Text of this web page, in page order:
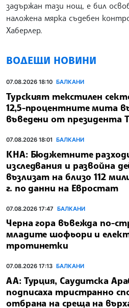
задържан тази нощ, е бил
наложена мярка съдебен
Хаберлер.
ВОДЕЩИ НОВИНИ
07.08.2026 18:10 БАЛКАНИ
Турският текстилен
12,5-процентните мита
въведени от президента
07.08.2026 18:01 БАЛКАНИ
КНА: Бюджетните
изследвания и развойна
възлизат на близо 112
г. по данни на Евростат
07.08.2026 17:47 БАЛКАНИ
Черна гора въвежда по-
младите шофьори и
тротинетки
07.08.2026 17:13 БАЛКАНИ
АА: Турция, Саудитска
подписаха тристранно
отбрана на среща на